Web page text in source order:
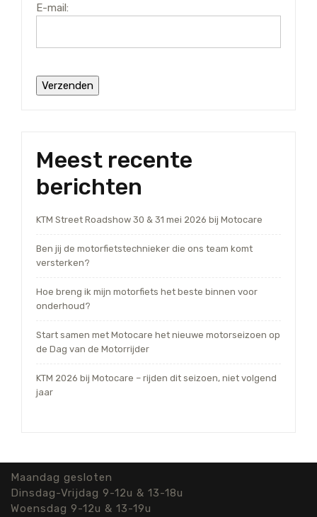
E-mail:
Meest recente
berichten
KTM Street Roadshow 30 & 31 mei 2026 bij Motocare
Ben jij de motorfietstechnieker die ons team komt
versterken?
Hoe breng ik mijn motorfiets het beste binnen voor
onderhoud?
Start samen met Motocare het nieuwe motorseizoen op
de Dag van de Motorrijder
KTM 2026 bij Motocare – rijden dit seizoen, niet volgend
jaar
Maandag gesloten
Dinsdag-Vrijdag 9-12u & 13-18u
Woensdag 9-12u & 13-19u